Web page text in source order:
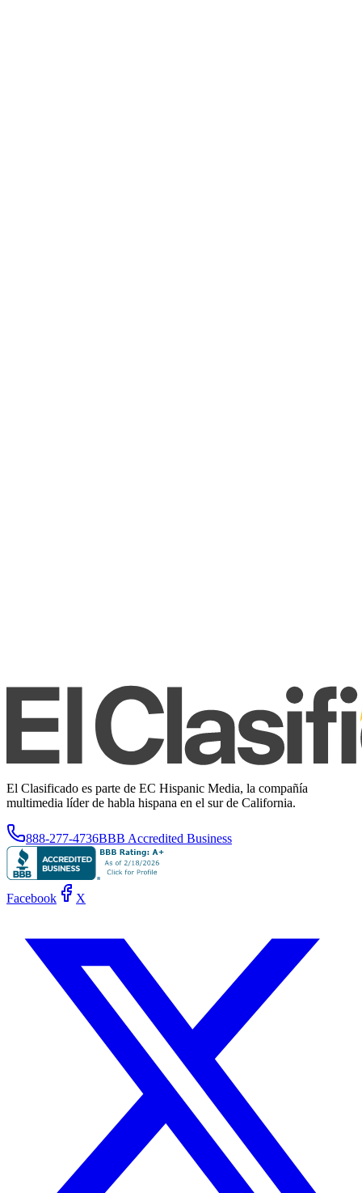
El Clasificado es parte de EC Hispanic Media, la compañía
multimedia líder de habla hispana en el sur de California.
888-277-4736BBB Accredited Business
Facebook X